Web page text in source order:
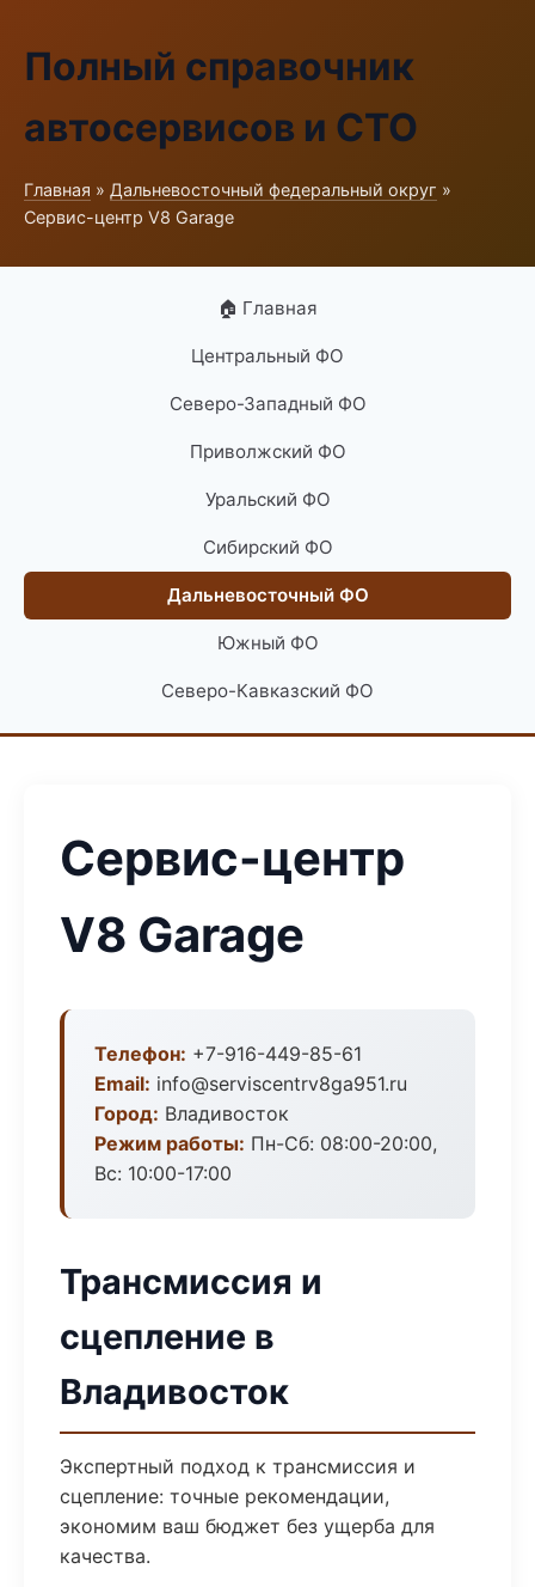
Полный справочник
автосервисов и СТО
Главная » Дальневосточный федеральный округ »
Сервис-центр V8 Garage
🏠 Главная
Центральный ФО
Северо-Западный ФО
Приволжский ФО
Уральский ФО
Сибирский ФО
Дальневосточный ФО
Южный ФО
Северо-Кавказский ФО
Сервис-центр
V8 Garage
Телефон: +7-916-449-85-61
Email: info@serviscentrv8ga951.ru
Город: Владивосток
Режим работы: Пн-Сб: 08:00-20:00,
Вс: 10:00-17:00
Трансмиссия и
сцепление в
Владивосток
Экспертный подход к трансмиссия и
сцепление: точные рекомендации,
экономим ваш бюджет без ущерба для
качества.